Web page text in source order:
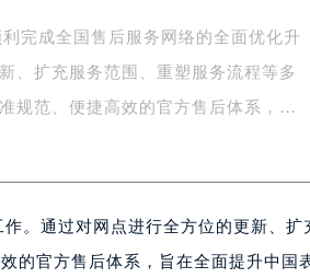
前预约）
室（需提前预约）
办公楼14层07室（需提前预约）
前预约）
提前预约）
完成全国售后服务网络的全面优化升
、扩充服务范围、重塑服务流程等多
规范、便捷高效的官方售后体系，
。通过对网点进行全方位的更新、扩
的官方售后体系，旨在全面提升中国